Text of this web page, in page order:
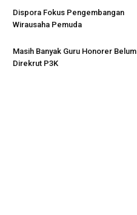
Dispora Fokus Pengembangan
Wirausaha Pemuda
Masih Banyak Guru Honorer Belum
Direkrut P3K